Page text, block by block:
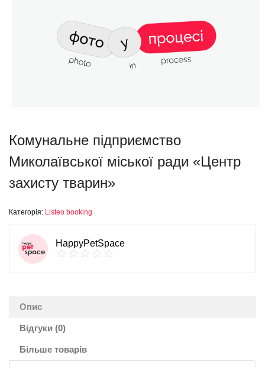
Комунальне підприємство
Миколаївської міської ради «Центр
захисту тварин»
Категорія: Listeo booking
HappyPetSpace
Опис
Відгуки (0)
Більше товарів